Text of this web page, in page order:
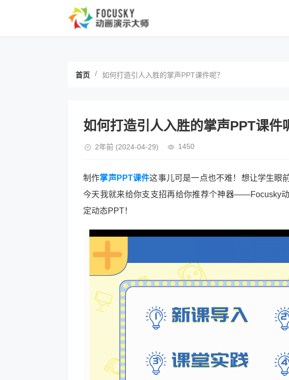
首页 / 如何打造引人入胜的掌声PPT课件呢？
如何打造引人入胜的掌声PPT课件
2年前 (2024-04-29) 1450
制作掌声PPT课件这事儿可是一点也不难！想让学生眼
今天我就来给你支支招再给你推荐个神器——Focusky
定动态PPT！